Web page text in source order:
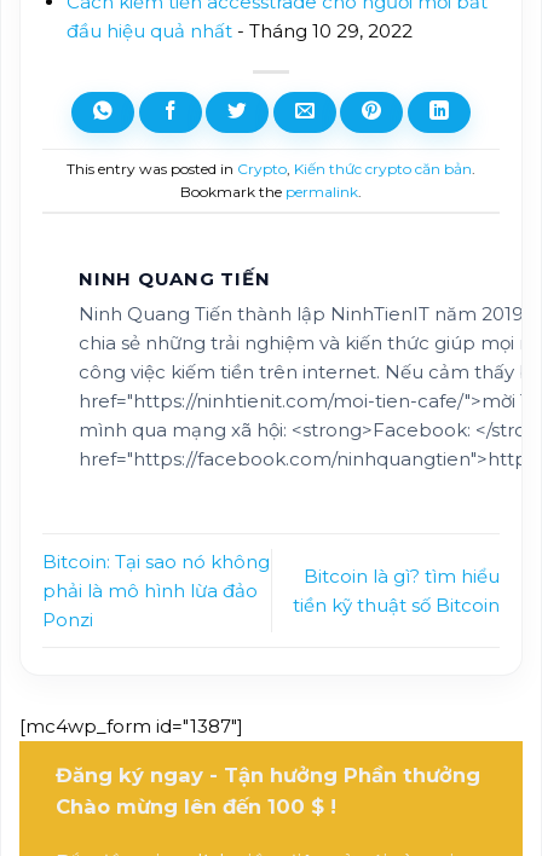
đầu hiệu quả nhất- Tháng 10 29, 2022
This entry was posted in Crypto Kiến thức crypto căn bản
Bookmark the permalink
NINH QUANG TIẾN
Ninh Quang Tiến thành lập NinhTienIT năm
chia sẻ những trải nghiệm và kiến thức giúp mọi
công việc kiếm tiền trên internet. Nếu cảm thấy
href="https://ninhtienit.com/moi-tien-cafe/">mời
mình qua mạng xã hội: <strong>Facebook: </
href="https://facebook.com/
Bitcoin: Tại sao nó không
phải là mô hình lừa đảo
Ponzi
Bitcoin là gì? tìm hiểu
tiền kỹ thuật số Bitcoin
[mc4wp_form id="1387"]
Đăng ký ngay - Tận hưởng Phần thưởng
Chào mừng lên đến 100 $ !